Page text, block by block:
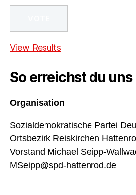
View Results
So erreichst du uns
Organisation
Sozialdemokratische Partei
Ortsbezirk Reiskirchen
Vorstand Michael Seipp-
MSeipp@spd-hattenrod.de